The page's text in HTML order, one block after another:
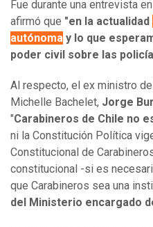
Fue durante una entrevista
afirmó que "en la actualidad
autónoma y lo que
poder civil sobre las
Al respecto, el ex ministro
Michelle Bachelet, Jorge
"Carabineros de Chile no
ni la Constitución Política
Constitucional de
constitucional -si es
que Carabineros sea una
del Ministerio encargado